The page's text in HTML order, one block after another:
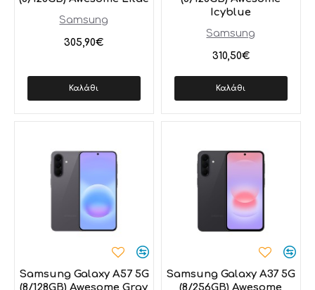
Samsung
305,90€
Καλάθι
Samsung
Icyblue
310,50€
Καλάθι
Samsung Galaxy A57 5G
(8/128GB) Awesome Gray
Samsung Galaxy A37 5G
(8/256GB) Awesome